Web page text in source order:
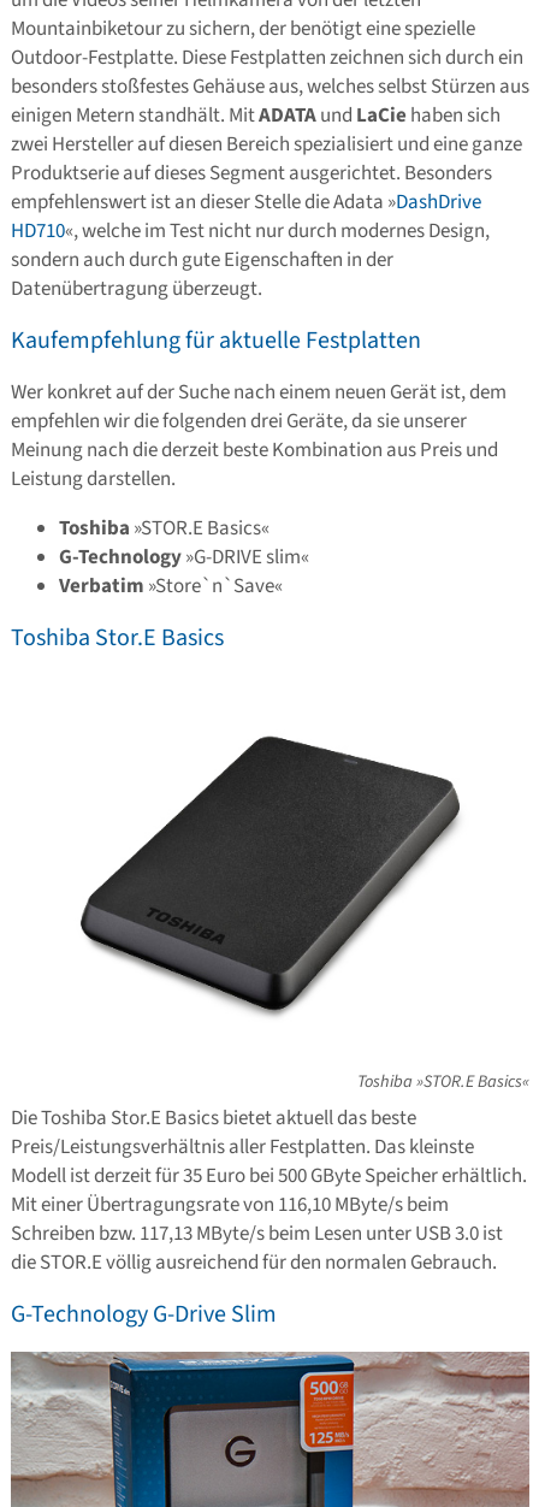
Mountainbiketour zu sichern, der benötigt eine spezielle
Outdoor-Festplatte. Diese Festplatten zeichnen sich durch ein
besonders stoßfestes Gehäuse aus, welches selbst Stürzen aus
einigen Metern standhält. MitADATAund LaCiehaben sich
zwei Hersteller auf diesen Bereich spezialisiert und eine ganze
Produktserie auf dieses Segment ausgerichtet. Besonders
empfehlenswert ist an dieser Stelle die Adata »DashDrive
HD710«, welche im Test nicht nur durch modernes Design,
sondern auch durch gute Eigenschaften in der
Datenübertragung überzeugt.
Kaufempfehlung für aktuelle Festplatten
Wer konkret auf der Suche nach einem neuen Gerät ist, dem
empfehlen wir die folgenden drei Geräte, da sie unserer
Meinung nach die derzeit beste Kombination aus Preis und
Leistung darstellen.
Toshiba »STOR.E Basics«
G-Technology»G-DRIVE slim«
Verbatim »Store`n`Save«
Toshiba Stor.E Basics
Toshiba »STOR.E Basics«
Die Toshiba Stor.E Basics bietet aktuell das beste
Preis/Leistungsverhältnis aller Festplatten. Das kleinste
Modell ist derzeit für 35 Euro bei 500 GByte Speicher erhältlich.
Mit einer Übertragungsrate von 116,10 MByte/s beim
Schreiben bzw. 117,13 MByte/s beim Lesen unter USB 3.0 ist
die STOR.E völlig ausreichend für den normalen Gebrauch.
G-Technology G-Drive Slim